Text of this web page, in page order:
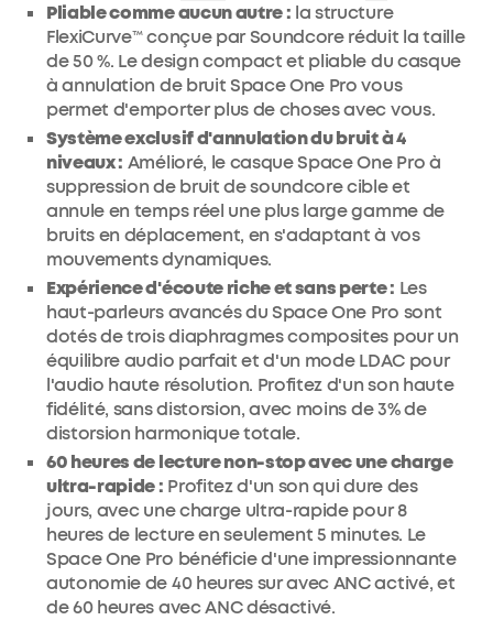
Pliable comme aucun autre : la structure
FlexiCurve™ conçue par Soundcore réduit la taille
de 50 %. Le design compact et pliable du casque
à annulation de bruit Space One Pro vous
permet d'emporter plus de choses avec vous.
Système exclusif d'annulation du bruit à 4
niveaux : Amélioré, le casque Space One Pro à
suppression de bruit de soundcore cible et
annule en temps réel une plus large gamme de
bruits en déplacement, en s'adaptant à vos
mouvements dynamiques.
Expérience d'écoute riche et sans perte : Les
haut-parleurs avancés du Space One Pro sont
dotés de trois diaphragmes composites pour un
équilibre audio parfait et d'un mode LDAC pour
l'audio haute résolution. Profitez d'un son haute
fidélité, sans distorsion, avec moins de 3% de
distorsion harmonique totale.
60 heures de lecture non-stop avec une charge
ultra-rapide : Profitez d'un son qui dure des
jours, avec une charge ultra-rapide pour 8
heures de lecture en seulement 5 minutes. Le
Space One Pro bénéficie d'une impressionnante
autonomie de 40 heures sur avec ANC activé, et
de 60 heures avec ANC désactivé.